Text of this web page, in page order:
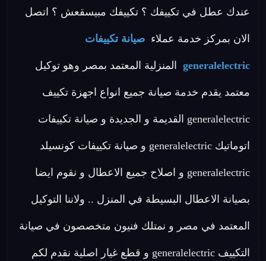
عندك عطل في تكييفك ؟ تكييفك مبيسقعش ؟ اتصل
الان بمركز خدمة عملاء صيانة تكييفات
generalelectric المنزلية المعتمد بمصر وهو توكيل
معتمد يقدم خدمة صيانة جميع انواع اجهزة تكييف
generalelectric القديمة و الجديدة و صيانة تكييفات
اتوماتيك generalelectric و صيانة تكييفات كونسيلد
generalelectric و اصلاح جميع الاعطال و نقوم ايضا
بصيانة الاعطال البسيطة في المنزل .. ولاننا التوكيل
المعتمد في مصر و نمتلك فنيون متخصصون في صيانة
التكييف generalelectric و قطع غيار اصلية نقدم لكم